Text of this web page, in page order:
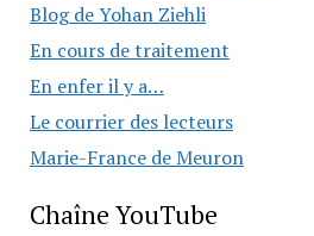
Blog de Yohan Ziehli
En cours de traitement
En enfer il y a…
Le courrier des lecteurs
Marie-France de Meuron
Chaîne YouTube